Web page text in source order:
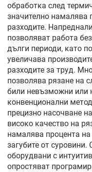
обработка след
значително намалява
разходите.
позволяват работа
дълги периоди, като
увеличава
разходите за труд.
позволява рязане на
били невъзможни или
конвенционални
прецизно насочване
високо качество на
намалява процента
загубите от
оборудвани с
опростяват